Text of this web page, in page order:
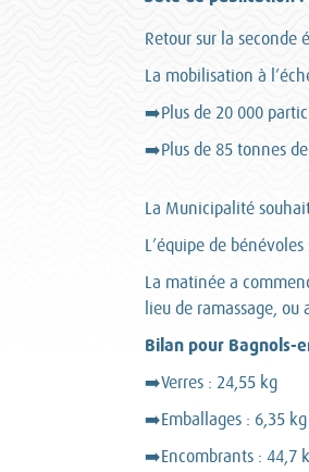
Retour sur la seconde
La mobilisation à
➡️Plus de 20 000
➡️Plus de 85 tonnes
La Municipalité
L’équipe de
La matinée a
lieu de ramassage,
Bilan pour Bagnols-
➡️Verres : 24,55 kg
➡️Emballages : 6,35 kg
➡️Encombrants : 44,7